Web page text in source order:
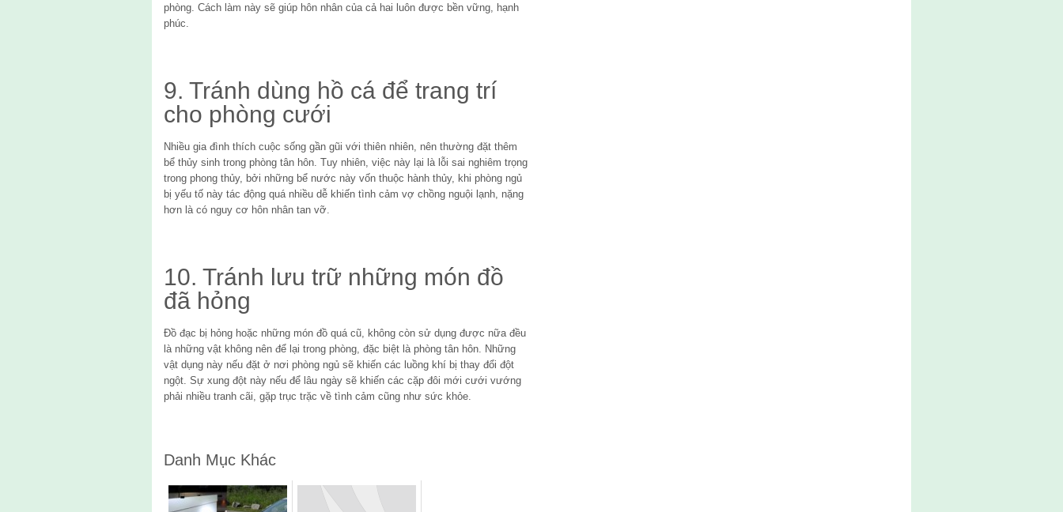
phòng. Cách làm này sẽ giúp hôn nhân của cả hai luôn được bền vững, hạnh
phúc.
9. Tránh dùng hồ cá để trang trí
cho phòng cưới
Nhiều gia đình thích cuộc sống gần gũi với thiên nhiên, nên thường đặt thêm
bể thủy sinh trong phòng tân hôn. Tuy nhiên, việc này lại là lỗi sai nghiêm trọng
trong phong thủy, bởi những bể nước này vốn thuộc hành thủy, khi phòng ngủ
bị yếu tố này tác động quá nhiều dễ khiến tình cảm vợ chồng nguội lạnh, nặng
hơn là có nguy cơ hôn nhân tan vỡ.
10. Tránh lưu trữ những món đồ
đã hỏng
Đồ đạc bị hỏng hoặc những món đồ quá cũ, không còn sử dụng được nữa đều
là những vật không nên để lại trong phòng, đặc biệt là phòng tân hôn. Những
vật dụng này nếu đặt ở nơi phòng ngủ sẽ khiến các luồng khí bị thay đổi đột
ngột. Sự xung đột này nếu để lâu ngày sẽ khiến các cặp đôi mới cưới vướng
phải nhiều tranh cãi, gặp trục trặc về tình cảm cũng như sức khỏe.
Danh Mục Khác